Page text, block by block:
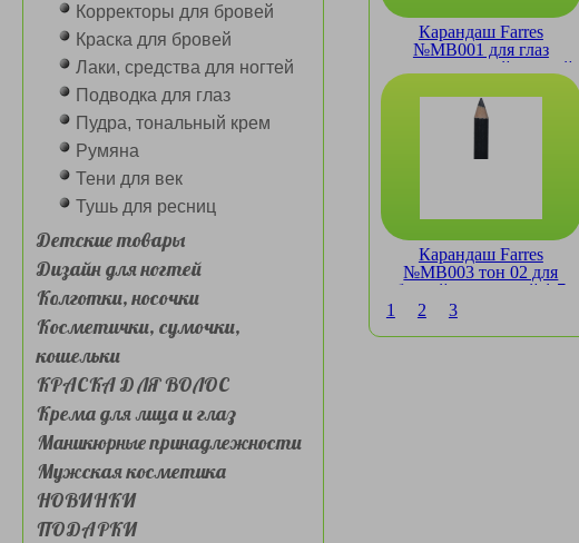
Корректоры для бровей
Краска для бровей
Лаки, средства для ногтей
Подводка для глаз
Пудра, тональный крем
Румяна
Тени для век
Тушь для ресниц
Детские товары
Дизайн для ногтей
Колготки, носочки
Косметички, сумочки,
кошельки
КРАСКА ДЛЯ ВОЛОС
Крема для лица и глаз
Маникюрные принадлежности
Мужская косметика
НОВИНКИ
ПОДАРКИ
Карандаш Farres
№MB001 для глаз
автоматический черный
0.28гр (упаковка 12шт)
Карандаш Farres
№MB003 тон 02 для
бровей с щеточкой 1.7
1 2 3